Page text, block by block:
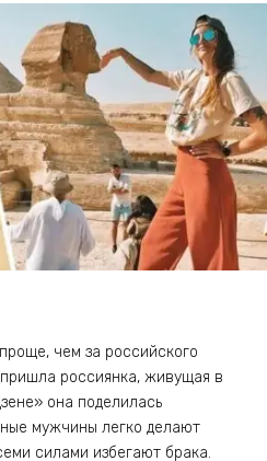
чем за российского
россиянка, живущая в
она поделилась
мужчины легко делают
силами избегают брака.